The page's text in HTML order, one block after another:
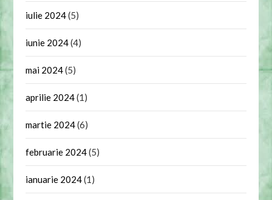
iulie 2024(5)
iunie 2024(4)
mai 2024(5)
aprilie 2024(1)
martie 2024(6)
februarie 2024(5)
ianuarie 2024(1)